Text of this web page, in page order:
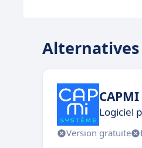
CAPMI
Logiciel
Version gratuite